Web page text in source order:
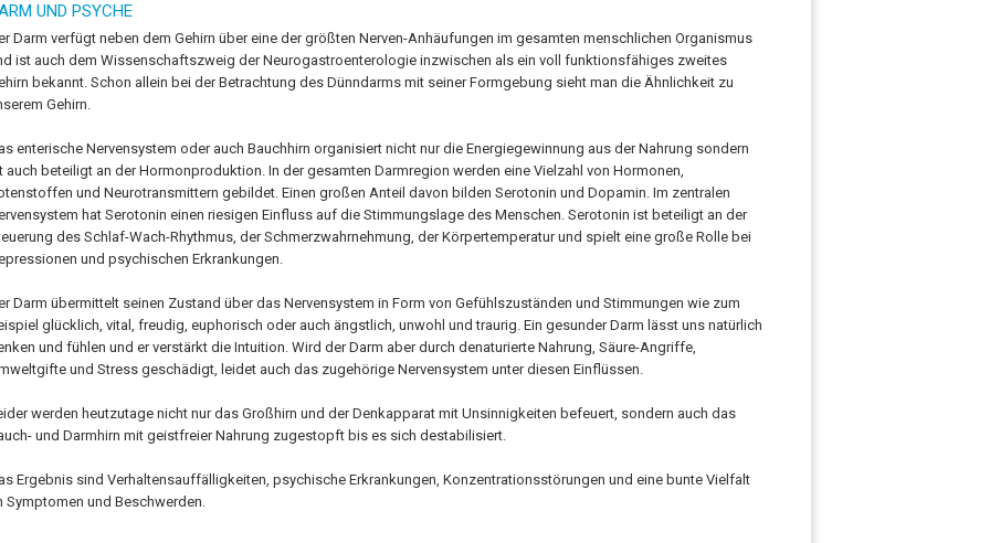
UND PSYCHE
Darm verfügt neben dem Gehirn über eine der größten Nerven-Anhäufungen im gesamten menschlichen Organismus
ist auch dem Wissenschaftszweig der Neurogastroenterologie inzwischen als ein voll funktionsfähiges zweites
bekannt. Schon allein bei der Betrachtung des Dünndarms mit seiner Formgebung sieht man die Ähnlichkeit zu
Gehirn.
enterische Nervensystem oder auch Bauchhirn organisiert nicht nur die Energiegewinnung aus der Nahrung sondern
auch beteiligt an der Hormonproduktion. In der gesamten Darmregion werden eine Vielzahl von Hormonen,
und Neurotransmittern gebildet. Einen großen Anteil davon bilden Serotonin und Dopamin. Im zentralen
hat Serotonin einen riesigen Einfluss auf die Stimmungslage des Menschen. Serotonin ist beteiligt an der
des Schlaf-Wach-Rhythmus, der Schmerzwahrnehmung, der Körpertemperatur und spielt eine große Rolle bei
und psychischen Erkrankungen.
Darm übermittelt seinen Zustand über das Nervensystem in Form von Gefühlszuständen und Stimmungen wie zum
glücklich, vital, freudig, euphorisch oder auch ängstlich, unwohl und traurig. Ein gesunder Darm lässt uns natürlich
und fühlen und er verstärkt die Intuition. Wird der Darm aber durch denaturierte Nahrung, Säure-Angriffe,
und Stress geschädigt, leidet auch das zugehörige Nervensystem unter diesen Einflüssen.
werden heutzutage nicht nur das Großhirn und der Denkapparat mit Unsinnigkeiten befeuert, sondern auch das
und Darmhirn mit geistfreier Nahrung zugestopft bis es sich destabilisiert.
Ergebnis sind Verhaltensauffälligkeiten, psychische Erkrankungen, Konzentrationsstörungen und eine bunte Vielfalt
Symptomen und Beschwerden.